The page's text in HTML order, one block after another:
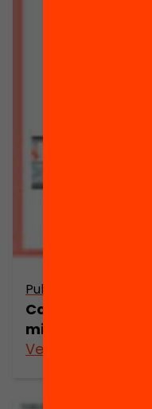
Publicació
Com
millora de
Veure’n més